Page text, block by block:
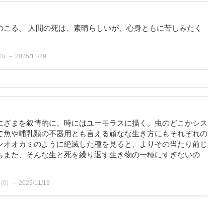
る。 人間の死は、素晴らしいが、心身ともに苦しみたく
0) 2025/11/29
ざまを叙情的に、時にはユーモラスに描く。虫のどこかシス
魚や哺乳類の不器用とも言える頑なな生き方にもそれぞれの
オオカミのように絶滅した種を見ると、よりその当たり前じ
また、そんな生と死を繰り返す生き物の一種にすぎないの
(0) 2025/11/19